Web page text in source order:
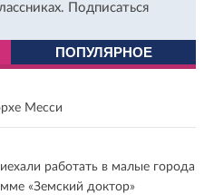
Подписаться
ПОПУЛЯРНОЕ
Месси
работать в малые города
«Земский доктор»